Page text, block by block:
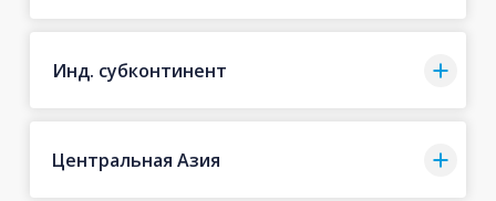
Инд. субконтинент
Центральная Азия